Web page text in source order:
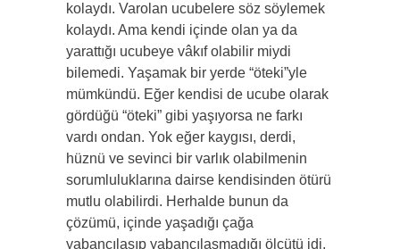
kolaydı. Varolan ucubelere söz söylemek
kolaydı. Ama kendi içinde olan ya da
yarattığı ucubeye vâkıf olabilir miydi
bilemedi. Yaşamak bir yerde “öteki”yle
mümkündü. Eğer kendisi de ucube olarak
gördüğü “öteki” gibi yaşıyorsa ne farkı
vardı ondan. Yok eğer kaygısı, derdi,
hüznü ve sevinci bir varlık olabilmenin
sorumluluklarına dairse kendisinden ötürü
mutlu olabilirdi. Herhalde bunun da
çözümü, içinde yaşadığı çağa
yabancılaşıp yabancılaşmadığı ölçütü idi.